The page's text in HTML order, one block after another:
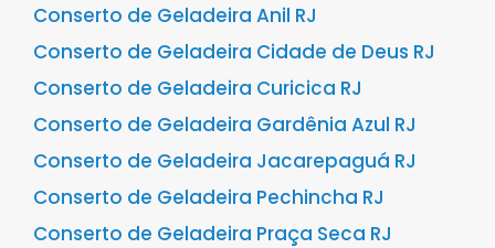
Conserto de Geladeira Anil RJ
Conserto de Geladeira Cidade de Deus RJ
Conserto de Geladeira Curicica RJ
Conserto de Geladeira Gardênia Azul RJ
Conserto de Geladeira Jacarepaguá RJ
Conserto de Geladeira Pechincha RJ
Conserto de Geladeira Praça Seca RJ